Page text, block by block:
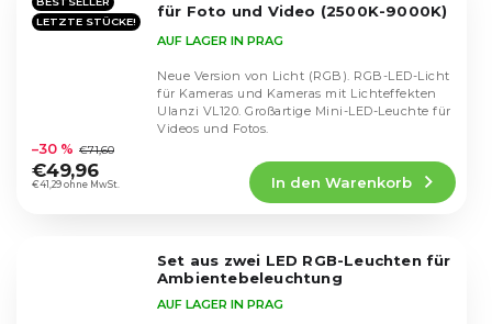
LETZTE STÜCKE!
für Foto und Video (2500K-9000K)
durchschnittliche
Produktbewertung
ist
AUF LAGER IN PRAG
€41,29 ohne MwSt.
–30 % €71,60
€49,96
In den Warenkorb
Neue Version von Licht (RGB). RGB-LED-Licht
für Kameras und Kameras mit Lichteffekten
Ulanzi VL120. Großartige Mini-LED-Leuchte für
Videos und Fotos.
Set aus zwei LED RGB-Leuchten für
Ambientebeleuchtung
AUF LAGER IN PRAG